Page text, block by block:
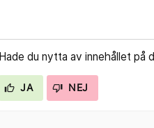
Hade du nytta av innehållet på
JA NEJ